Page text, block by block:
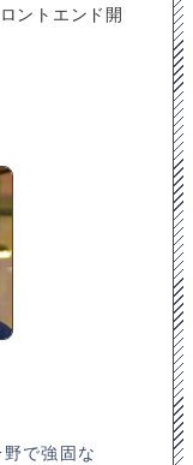
ントエンド開
で強固な